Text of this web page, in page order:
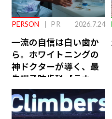
PERSON PR 2026.7.24
一流の自信は白い歯か
ら。ホワイトニングの
神ドクターが導く、最
先端予防歯科【ラウン
ジ会員特典あり】